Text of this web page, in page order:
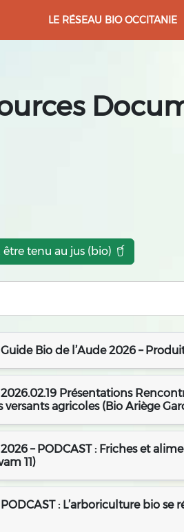
LE RÉSEAU BIO OCCITANIE
être tenu au jus (bio)
Bio de l’Aude 2026 –
Présentations
versants agricoles (Bio Ariège
– PODCAST : Friches et
11)
: L’arboriculture bio se